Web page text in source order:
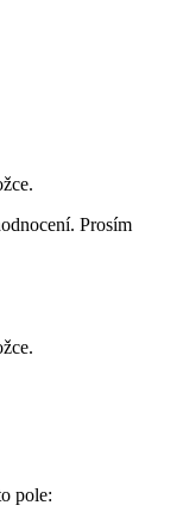
Prosím
pole: